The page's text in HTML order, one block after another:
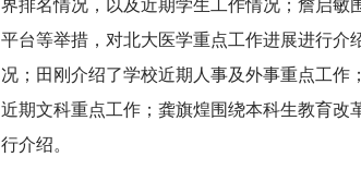
界排名情况，以及近期学生工作情况；詹启敏
平台等举措，对北大医学重点工作进展进行介
况；田刚介绍了学校近期人事及外事重点工
近期文科重点工作；龚旗煌围绕本科生教育
行介绍。